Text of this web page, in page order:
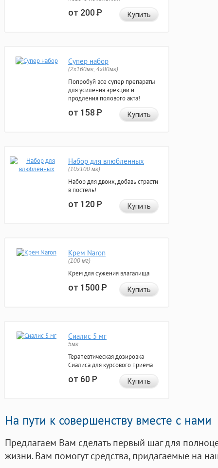
от 200Р Купить
Супер набор
(2х160мг, 4х80мг)
Попробуй все супер препараты
для усиления эрекции и
продления полового акта!
от 158Р Купить
Набор для влюбленных
(10х100 мг)
Набор для двоих, добавь страсти
в постель!
от 120Р Купить
Крем Naron
(100 мг)
Крем для сужения влагалища
от 1500Р Купить
Сиалис 5 мг
5мг
Терапевтическая дозировка
Сиалиса для курсового приема
от 60Р Купить
На пути к совершенству вместе с нами
Предлагаем Вам сделать первый шаг для
жизни. Вам помогут средства, придагаемые на